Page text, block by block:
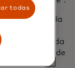
combinada
de la
una profunda
una tasa de
todas